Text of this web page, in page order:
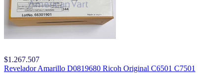
$1.267.507
Revelador Amarillo D0819680 Ricoh Original C6501 C7501